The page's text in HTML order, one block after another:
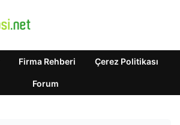
Firma Rehberi Çerez Politikası
Forum